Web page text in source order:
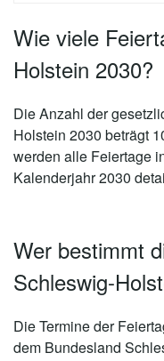
Wie viele
Holstein 2030?
Die Anzahl der
Holstein 2030 beträgt
werden alle Feiertage
Kalenderjahr 2030
Wer bestimmt
Schleswig-
Die Termine der
dem Bundesland